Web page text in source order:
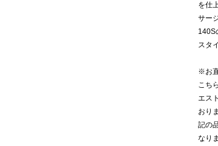
を仕
サー
140S
スタ
※お
こち
エス
おり
記の
なり